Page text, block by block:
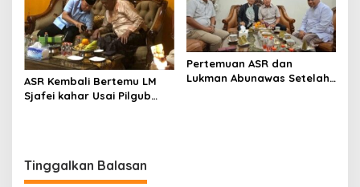
ASR Kembali Bertemu LM
Sjafei kahar Usai Pilgub
Pertemuan ASR dan
Lukman Abunawas Setelah
Tinggalkan Balasan